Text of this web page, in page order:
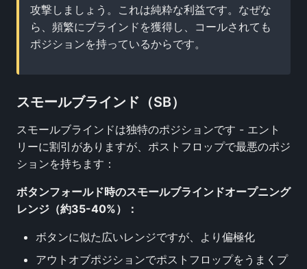
攻撃しましょう。これは純粋な利益です。なぜな
ら、頻繁にブラインドを獲得し、コールされても
ポジションを持っているからです。
スモールブラインド（SB）
スモールブラインドは独特のポジションです - エント
リーに割引がありますが、ポストフロップで最悪のポジ
ションを持ちます：
ボタンフォールド時のスモールブラインドオープニング
レンジ（約35-40%）：
ボタンに似た広いレンジですが、より偏極化
アウトオブポジションでポストフロップをうまくプ